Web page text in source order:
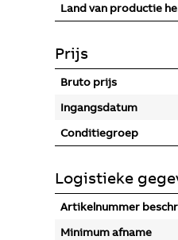
Land van productie
Prijs
Bruto prijs
Ingangsdatum
Conditiegroep
Logistieke
Artikelnummer
Minimum afname